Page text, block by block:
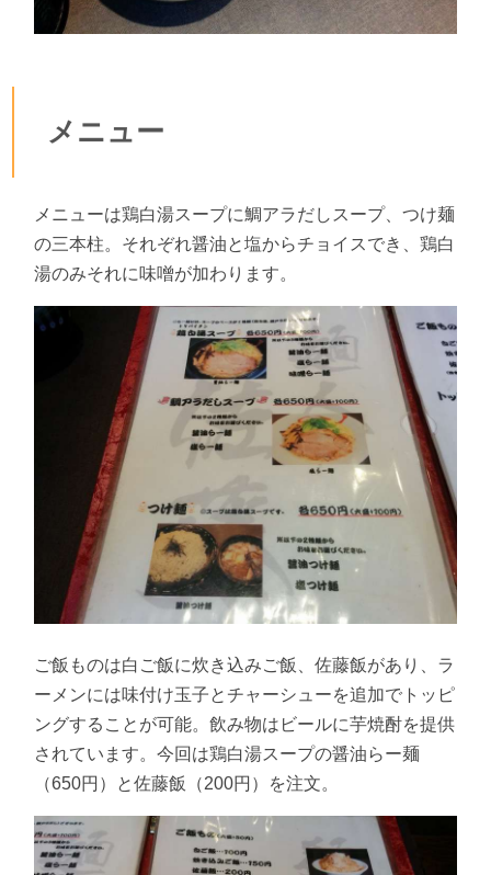
メニュー
メニューは鶏白湯スープに鯛アラだしスープ、つけ麺
の三本柱。それぞれ醤油と塩からチョイスでき、鶏白
湯のみそれに味噌が加わります。
ご飯ものは白ご飯に炊き込みご飯、佐藤飯があり、ラ
ーメンには味付け玉子とチャーシューを追加でトッピ
ングすることが可能。飲み物はビールに芋焼酎を提供
されています。今回は鶏白湯スープの醤油らー麺
（650円）と佐藤飯（200円）を注文。